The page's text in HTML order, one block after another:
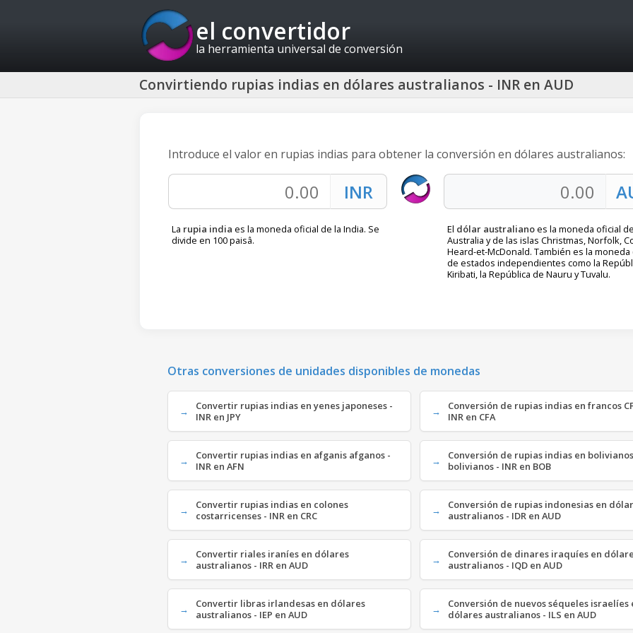
el convertidor
la herramienta universal de conversión
Convirtiendo rupias indias en dólares australianos - INR en AUD
Introduce el valor en rupias indias para obtener la conversión en dólares australianos:
La rupia india es la moneda oficial de la India. Se
divide en 100 paisâ.
El dólar australianoes la moneda oficial de
Australia y de las islas Christmas, Norfolk,
Heard-et-McDonald. También es la moneda
de estados independientes como la
Kiribati, la República de Nauru y Tuvalu.
Otras conversiones de unidades disponibles de monedas
Convertir rupias indias en yenes japoneses -
INR en JPY
Conversión de rupias indias en francos
INR en CFA
Convertir rupias indias en afganis afganos -
INR en AFN
Conversión de rupias indias en bolivianos
bolivianos - INR en BOB
Convertir rupias indias en colones
costarricenses - INR en CRC
Conversión de rupias indonesias en
australianos - IDR en AUD
Convertir riales iraníes en dólares
australianos - IRR en AUD
Conversión de dinares iraquíes en
australianos - IQD en AUD
Convertir libras irlandesas en dólares
australianos - IEP en AUD
Conversión de nuevos séqueles israelíes
dólares australianos - ILS en AUD